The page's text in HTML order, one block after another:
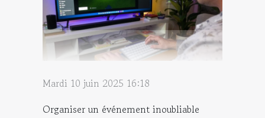
Mardi 10 juin 2025 16:18
Organiser un événement inoubliable